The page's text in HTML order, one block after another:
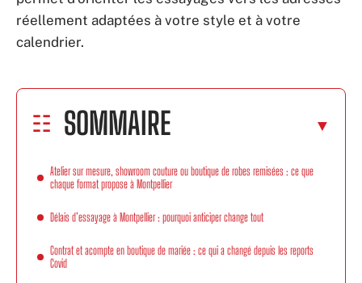
réellement adaptées à votre style et à votre
calendrier.
SOMMAIRE
Atelier sur mesure, showroom couture ou boutique de robes remisées : ce que
chaque format propose à Montpellier
Délais d’essayage à Montpellier : pourquoi anticiper change tout
Contrat et acompte en boutique de mariée : ce qui a changé depuis les reports
Covid